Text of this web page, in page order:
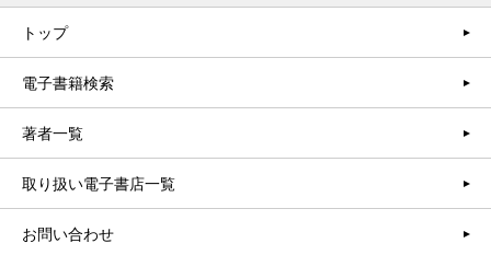
トップ
電子書籍検索
著者一覧
取り扱い電子書店一覧
お問い合わせ